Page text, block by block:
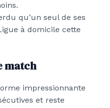
qu’un seul de ses
à domicile cette
match
impressionnante
et reste